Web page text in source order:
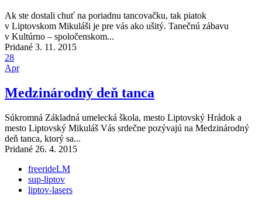
Ak ste dostali chuť na poriadnu tancovačku, tak piatok
v Liptovskom Mikuláši je pre vás ako ušitý. Tanečnú zábavu
v Kultúrno – spoločenskom...
Pridané 3. 11. 2015
28
Apr
Medzinárodný deň tanca
Súkromná Základná umelecká škola, mesto Liptovský Hrádok a
mesto Liptovský Mikuláš Vás srdečne pozývajú na Medzinárodný
deň tanca, ktorý sa...
Pridané 26. 4. 2015
freerideLM
sup-liptov
liptov-lasers